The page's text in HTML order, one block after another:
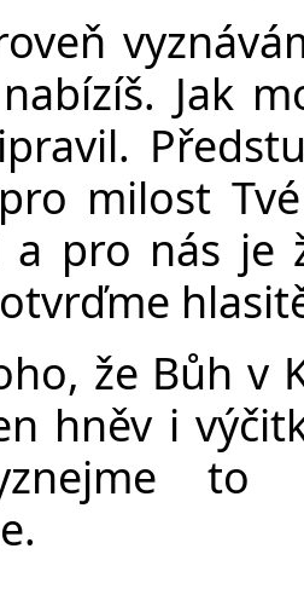
Jak
milost
a pro nás je
že Bůh v
hněv i
to